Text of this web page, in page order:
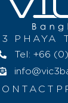
PHAYA
Tel: +66